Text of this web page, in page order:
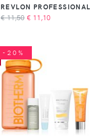
REVLON PROFESSIONAL
€ 11,50 € 11,10
-20%